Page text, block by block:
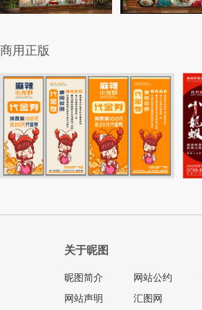
商用正版
关于昵图
昵图简介
网站声明
网站公约
汇图网